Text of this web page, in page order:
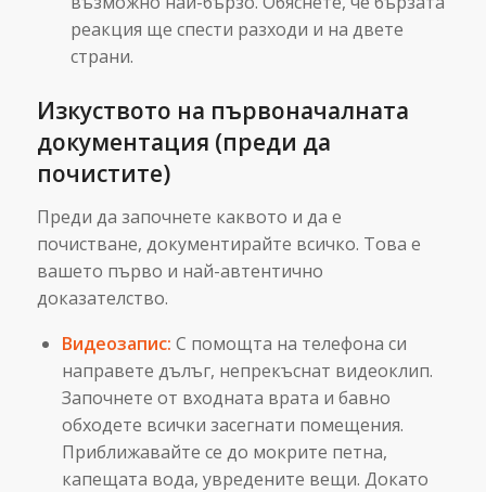
реакция ще спести разходи и на двете
страни.
Изкуството на първоначалната
документация (преди да
почистите)
Преди да започнете каквото и да е
почистване, документирайте всичко. Това е
вашето първо и най-автентично
доказателство.
Видеозапис: С помощта на телефона си
направете дълъг, непрекъснат видеоклип.
Започнете от входната врата и бавно
обходете всички засегнати помещения.
Приближавайте се до мокрите петна,
капещата вода, увредените вещи. Докато